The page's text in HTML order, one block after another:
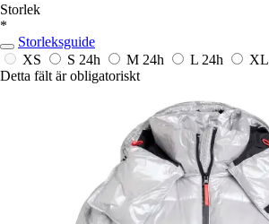
Storlek
*
Storleksguide
XS
S 24h M 24h L 24h XL
Detta fält är obligatoriskt